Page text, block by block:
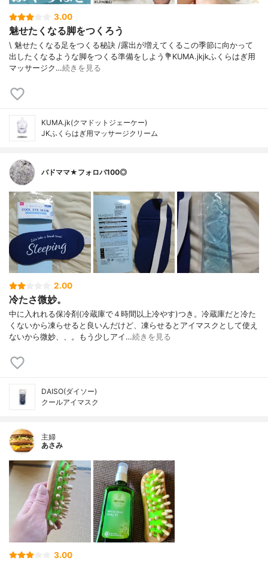
3.00
魅せたくなる脚をつくろう
\ 魅せたくなる足をつくる秘訣 /⁡⁡露出が増えてくるこの季節に向かって
出したくなるような脚をつくる準備をしよう⁡⁡💐KUMA.jkjkふくらはぎ用
マッサージク…続きを見る
KUMA.jk(クマドットジェーケー)
JKふくらはぎ用マッサージクリーム
バドママ★フォロバ100◎
2.00
冷たさ微妙。
中に入れれる保冷剤(冷蔵庫で４時間以上冷やす)つき。冷蔵庫だと冷た
くないから凍らせると良いんだけど、凍らせるとアイマスクとして使え
ないから微妙、、。もう少しアイ…続きを見る
DAISO(ダイソー)
クールアイマスク
主婦
あさみ
3.00